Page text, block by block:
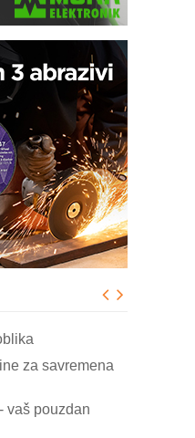
od 40 godina
INDICATOR
za efikasnije
transformatora u
i vetroparkovima
standard
građenja
proizvodnju
za savremena
vaš pouzdan